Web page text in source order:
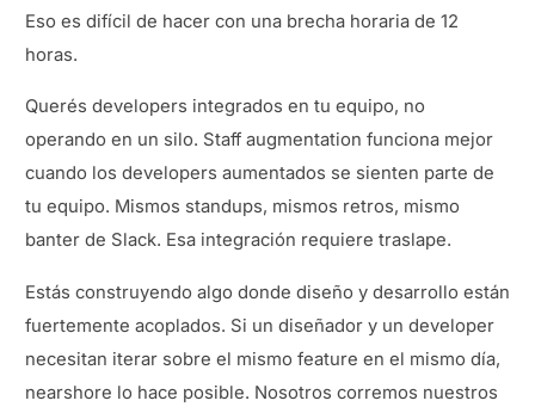
Eso es difícil de hacer con una brecha horaria de 12
horas.
Querés developers integrados en tu equipo, no
operando en un silo. Staff augmentation funciona mejor
cuando los developers aumentados se sienten parte de
tu equipo. Mismos standups, mismos retros, mismo
banter de Slack. Esa integración requiere traslape.
Estás construyendo algo donde diseño y desarrollo están
fuertemente acoplados. Si un diseñador y un developer
necesitan iterar sobre el mismo feature en el mismo día,
nearshore lo hace posible. Nosotros corremos nuestros